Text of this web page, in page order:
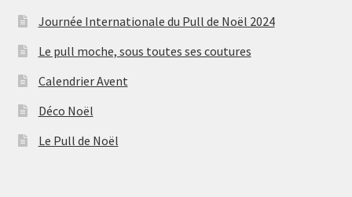
Journée Internationale du Pull de Noël 2024
Le pull moche, sous toutes ses coutures
Calendrier Avent
Déco Noël
Le Pull de Noël